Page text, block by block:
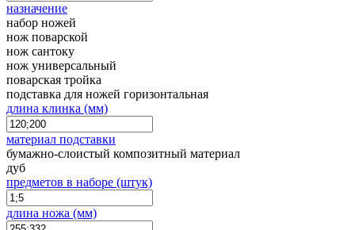
назначение
набор ножей
нож поварской
нож сантоку
нож универсальный
поварская тройка
подставка для ножей горизонтальная
длина клинка (мм)
материал подставки
бумажно-слоистый композитный материал
дуб
предметов в наборе (штук)
длина ножа (мм)